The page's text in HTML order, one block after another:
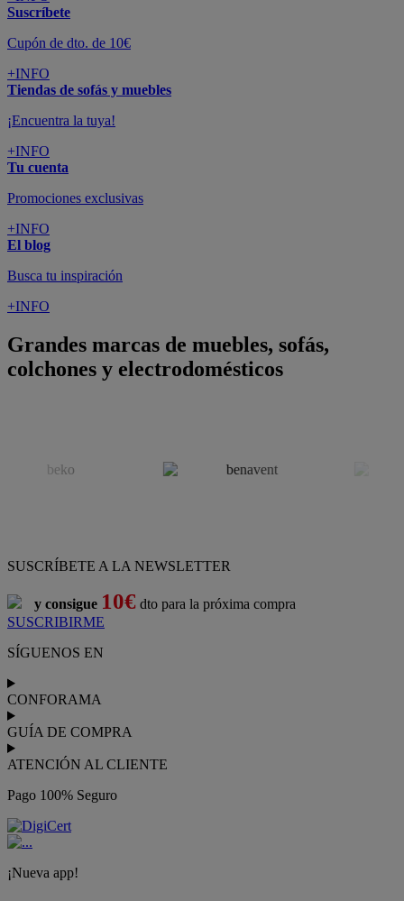
Suscríbete
Cupón de dto. de 10€
+INFO
Tiendas de sofás y muebles
¡Encuentra la tuya!
+INFO
Tu cuenta
Promociones exclusivas
+INFO
El blog
Busca tu inspiración
+INFO
Grandes marcas de muebles, sofás,
colchones y electrodomésticos
SUSCRÍBETE A LA NEWSLETTER
y consigue 10€ dto para la próxima compra
SUSCRIBIRME
SÍGUENOS EN
CONFORAMA
GUÍA DE COMPRA
ATENCIÓN AL CLIENTE
Pago 100% Seguro
¡Nueva app!